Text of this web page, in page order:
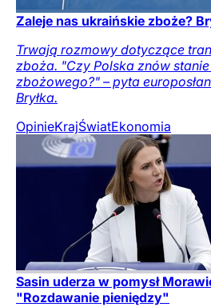
Zaleje nas ukraińskie zboże?
Trwają rozmowy dotyczące
zboża. "Czy Polska znów
zbożowego?" – pyta
Bryłka.
OpinieKrajŚwiatEkonomia
Sasin uderza w pomysł
"Rozdawanie pieniędzy"